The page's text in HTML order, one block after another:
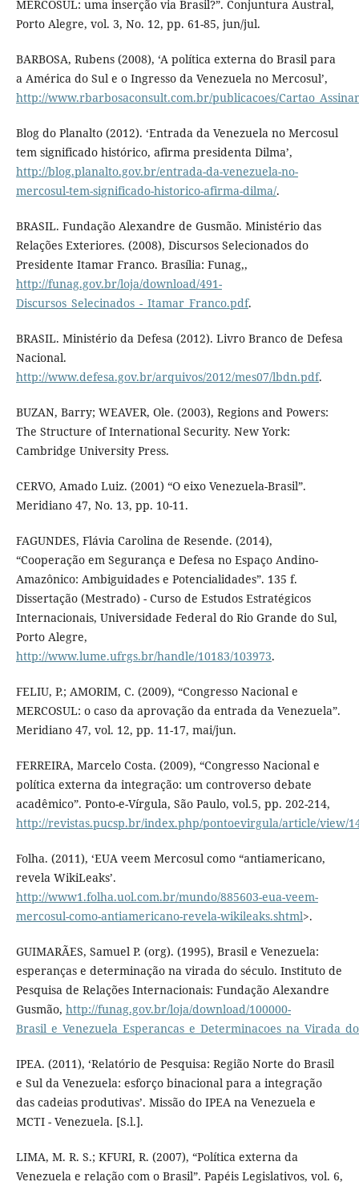
MERCOSUL: uma inserção via Brasil?”. Conjuntura Austral,
Porto Alegre, vol. 3, No. 12, pp. 61-85, jun/jul.
BARBOSA, Rubens (2008), ‘A política externa do Brasil para
a América do Sul e o Ingresso da Venezuela no Mercosul’,
http://www.rbarbosaconsult.com.br/publicacoes/
Blog do Planalto (2012). ‘Entrada da Venezuela no Mercosul
tem significado histórico, afirma presidenta Dilma’,
http://blog.planalto.gov.br/entrada-da-venezuela-no-
mercosul-tem-significado-historico-afirma-dilma/.
BRASIL. Fundação Alexandre de Gusmão. Ministério das
Relações Exteriores. (2008), Discursos Selecionados do
Presidente Itamar Franco. Brasília: Funag,,
http://funag.gov.br/loja/download/491-
Discursos_Selecinados_-_Itamar_Franco.pdf.
BRASIL. Ministério da Defesa (2012). Livro Branco de Defesa
Nacional.
http://www.defesa.gov.br/arquivos/2012/mes07/lbdn.pdf.
BUZAN, Barry; WEAVER, Ole. (2003), Regions and Powers:
The Structure of International Security. New York:
Cambridge University Press.
CERVO, Amado Luiz. (2001) “O eixo Venezuela-Brasil”.
Meridiano 47, No. 13, pp. 10-11.
FAGUNDES, Flávia Carolina de Resende. (2014),
“Cooperação em Segurança e Defesa no Espaço Andino-
Amazônico: Ambiguidades e Potencialidades”. 135 f.
Dissertação (Mestrado) - Curso de Estudos Estratégicos
Internacionais, Universidade Federal do Rio Grande do Sul,
Porto Alegre,
http://www.lume.ufrgs.br/handle/10183/103973.
FELIU, P.; AMORIM, C. (2009), “Congresso Nacional e
MERCOSUL: o caso da aprovação da entrada da Venezuela”.
Meridiano 47, vol. 12, pp. 11-17, mai/jun.
FERREIRA, Marcelo Costa. (2009), “Congresso Nacional e
política externa da integração: um controverso debate
acadêmico”. Ponto-e-Vírgula, São Paulo, vol.5, pp. 202-214,
http://revistas.pucsp.br/index.php/pontoevirgula/article/view/
Folha. (2011), ‘EUA veem Mercosul como “antiamericano,
revela WikiLeaks’.
http://www1.folha.uol.com.br/mundo/885603-eua-veem-
mercosul-como-antiamericano-revela-wikileaks.shtml>.
GUIMARÃES, Samuel P. (org). (1995), Brasil e Venezuela:
esperanças e determinação na virada do século. Instituto de
Pesquisa de Relações Internacionais: Fundação Alexandre
Gusmão, http://funag.gov.br/loja/download/100000-
IPEA. (2011), ‘Relatório de Pesquisa: Região Norte do Brasil
e Sul da Venezuela: esforço binacional para a integração
das cadeias produtivas’. Missão do IPEA na Venezuela e
MCTI - Venezuela. [S.l.].
LIMA, M. R. S.; KFURI, R. (2007), “Política externa da
Venezuela e relação com o Brasil”. Papéis Legislativos, vol. 6,